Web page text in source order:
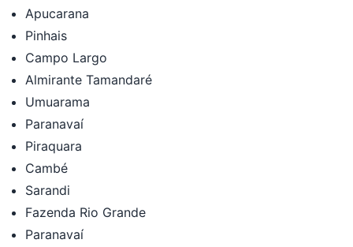
Apucarana
Pinhais
Campo Largo
Almirante Tamandaré
Umuarama
Paranavaí
Piraquara
Cambé
Sarandi
Fazenda Rio Grande
Paranavaí